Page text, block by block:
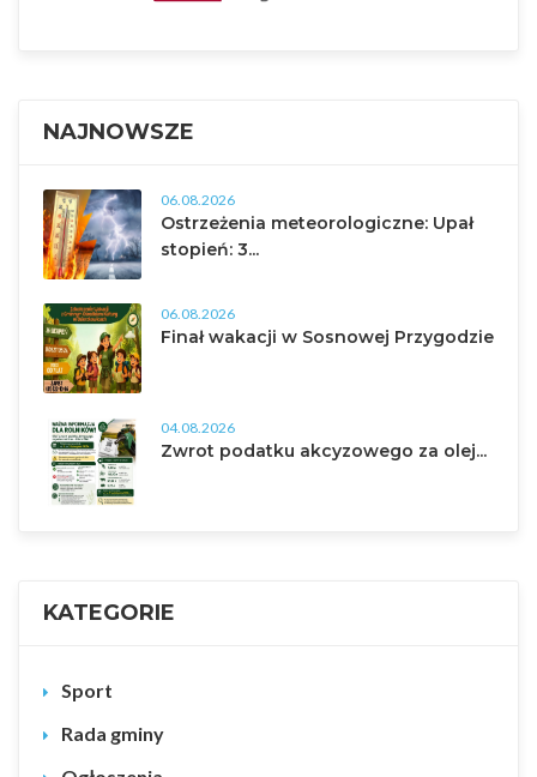
NAJNOWSZE
06.08.2026
Ostrzeżenia meteorologiczne: Upał
stopień: 3...
06.08.2026
Finał wakacji w Sosnowej Przygodzie
04.08.2026
Zwrot podatku akcyzowego za olej...
KATEGORIE
Sport
Rada gminy